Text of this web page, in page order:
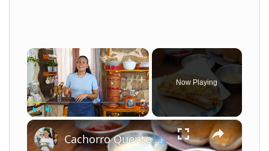
×
Now Playing
×
Cachorro Quente Cremoso com Milho e Batata Palha